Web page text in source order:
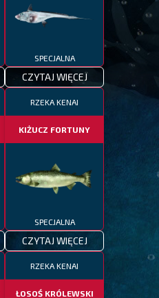
SPECJALNA
CZYTAJ WIĘCEJ
RZEKA KENAI
KIŻUCZ FORTUNY
SPECJALNA
CZYTAJ WIĘCEJ
RZEKA KENAI
ŁOSOŚ KRÓLEWSKI